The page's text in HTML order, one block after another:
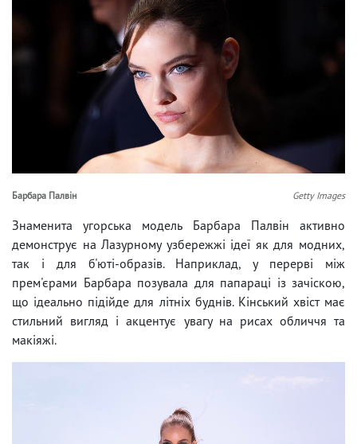
Барбара Палвін Getty Images
Знаменита угорська модель Барбара Палвін активно
демонструє на Лазурному узбережжі ідеї як для модних,
так і для б'юті-образів. Наприклад, у перерві між
прем'єрами Барбара позувала для папараці із зачіскою,
що ідеально підійде для літніх буднів. Кінський хвіст має
стильний вигляд і акцентує увагу на рисах обличчя та
макіяжі.